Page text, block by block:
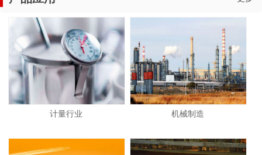
计量行业 机械制造